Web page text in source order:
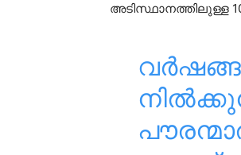
അടിസ്ഥാനത്തിലുള്ള